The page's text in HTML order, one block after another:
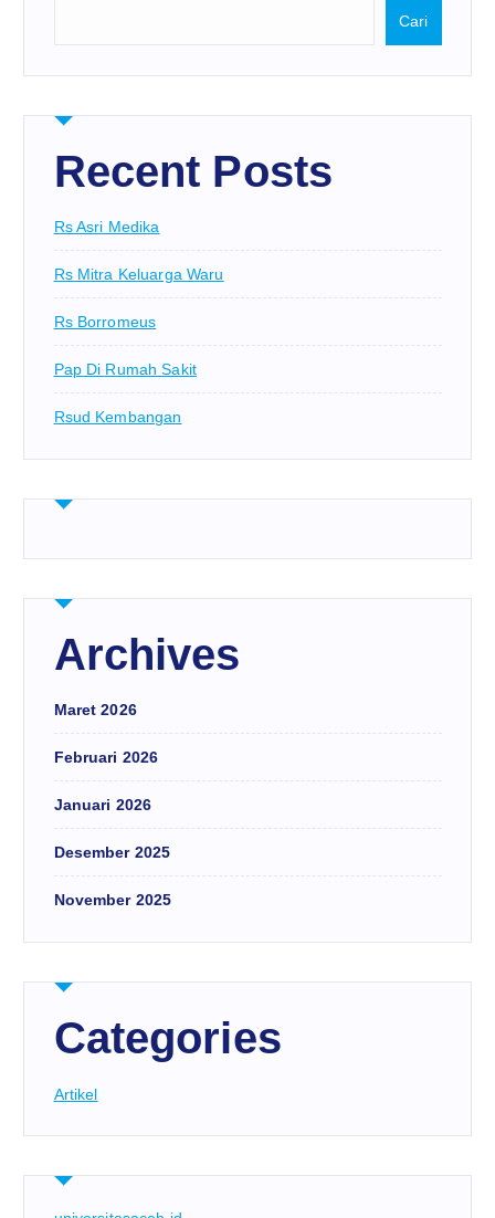
Cari
Recent Posts
Rs Asri Medika
Rs Mitra Keluarga Waru
Rs Borromeus
Pap Di Rumah Sakit
Rsud Kembangan
Archives
Maret 2026
Februari 2026
Januari 2026
Desember 2025
November 2025
Categories
Artikel